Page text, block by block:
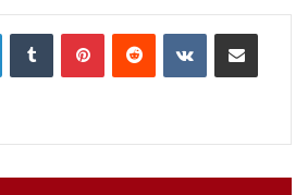
LinkedInTumblr PinterestReddit VKontakteShare via Email